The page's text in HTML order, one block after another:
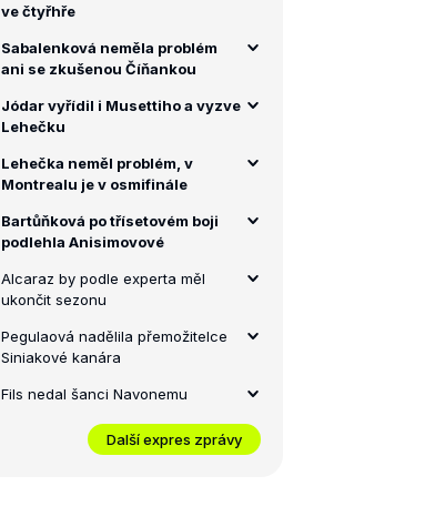
ve čtyřhře
Sabalenková neměla problém
ani se zkušenou Číňankou
Jódar vyřídil i Musettiho a vyzve
Lehečku
Lehečka neměl problém, v
Montrealu je v osmifinále
Bartůňková po třísetovém boji
podlehla Anisimovové
Alcaraz by podle experta měl
ukončit sezonu
Pegulaová nadělila přemožitelce
Siniakové kanára
Fils nedal šanci Navonemu
Další expres zprávy